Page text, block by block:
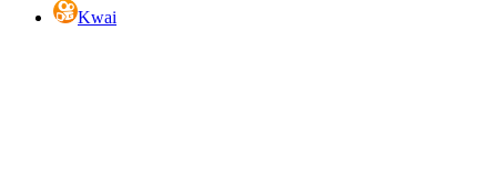
Kwai